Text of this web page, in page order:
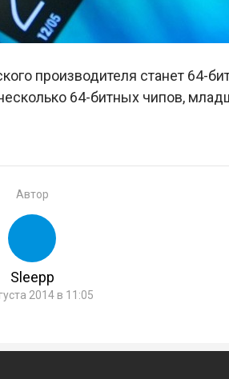
производителя станет 64-
64-битных чипов,
Автор
Sleepp
2014 в 11:05